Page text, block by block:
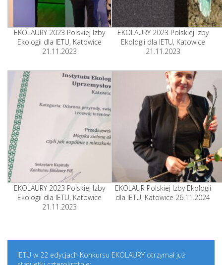
EKOLAURY 2023 Polskiej Izby
Ekologii dla IETU, Katowice
21.11.2023
EKOLAURY 2023 Polskiej Izby
Ekologii dla IETU, Katowice
21.11.2023
EKOLAURY 2023 Polskiej Izby
Ekologii dla IETU, Katowice
21.11.2023
EKOLAUR Polskiej Izby Ekologii
dla IETU, Katowice 26.11.2024
IETU w 22 edycjach Konkursu EKOLAURY otrzymał już